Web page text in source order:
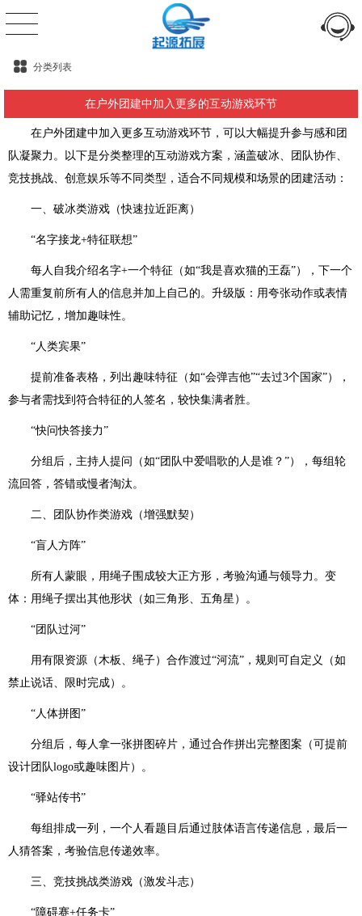
分类列表
在户外团建中加入更多的互动游戏环节
在户外团建中加入更多互动游戏环节，可以大幅提升参与感和团
队凝聚力。以下是分类整理的互动游戏方案，涵盖破冰、团队协作、
竞技挑战、创意娱乐等不同类型，适合不同规模和场景的团建活动：
一、破冰类游戏（快速拉近距离）
“名字接龙+特征联想”
每人自我介绍名字+一个特征（如“我是喜欢猫的王磊”），下一个
人需重复前所有人的信息并加上自己的。升级版：用夸张动作或表情
辅助记忆，增加趣味性。
“人类宾果”
提前准备表格，列出趣味特征（如“会弹吉他”“去过3个国家”），
参与者需找到符合特征的人签名，较快集满者胜。
“快问快答接力”
分组后，主持人提问（如“团队中爱唱歌的人是谁？”），每组轮
流回答，答错或慢者淘汰。
二、团队协作类游戏（增强默契）
“盲人方阵”
所有人蒙眼，用绳子围成较大正方形，考验沟通与领导力。变
体：用绳子摆出其他形状（如三角形、五角星）。
“团队过河”
用有限资源（木板、绳子）合作渡过“河流”，规则可自定义（如
禁止说话、限时完成）。
“人体拼图”
分组后，每人拿一张拼图碎片，通过合作拼出完整图案（可提前
设计团队logo或趣味图片）。
“驿站传书”
每组排成一列，一个人看题目后通过肢体语言传递信息，最后一
人猜答案，考验信息传递效率。
三、竞技挑战类游戏（激发斗志）
“障碍赛+任务卡”